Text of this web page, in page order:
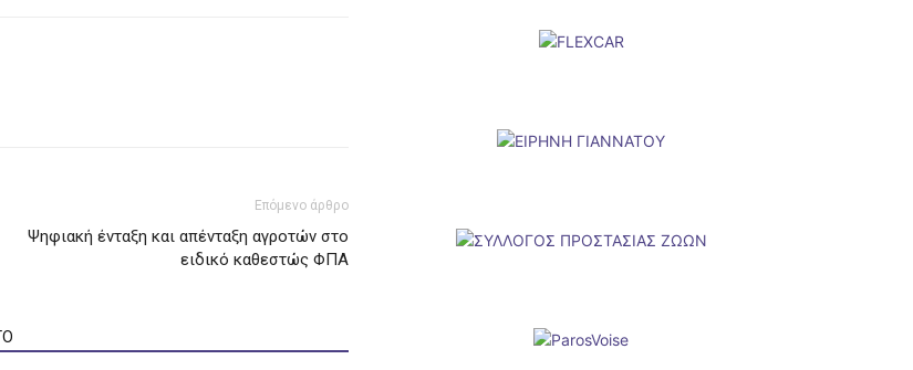
Επόμενο άρθρο
Ψηφιακή ένταξη και απένταξη αγροτών στο
ειδικό καθεστώς ΦΠΑ